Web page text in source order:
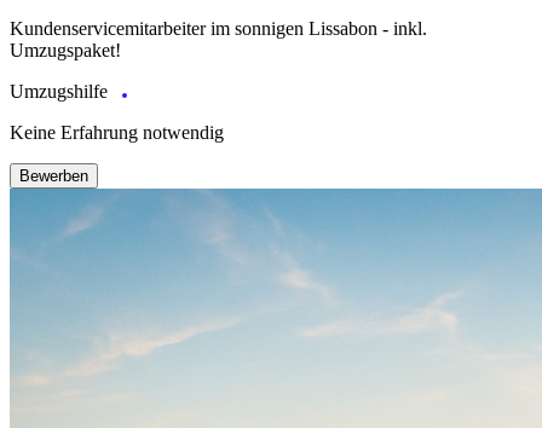
Kundenservicemitarbeiter im sonnigen Lissabon - inkl.
Umzugspaket!
Umzugshilfe
Keine Erfahrung notwendig
Bewerben